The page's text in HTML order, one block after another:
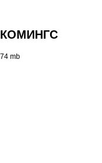
КОМИНГС
74 mb